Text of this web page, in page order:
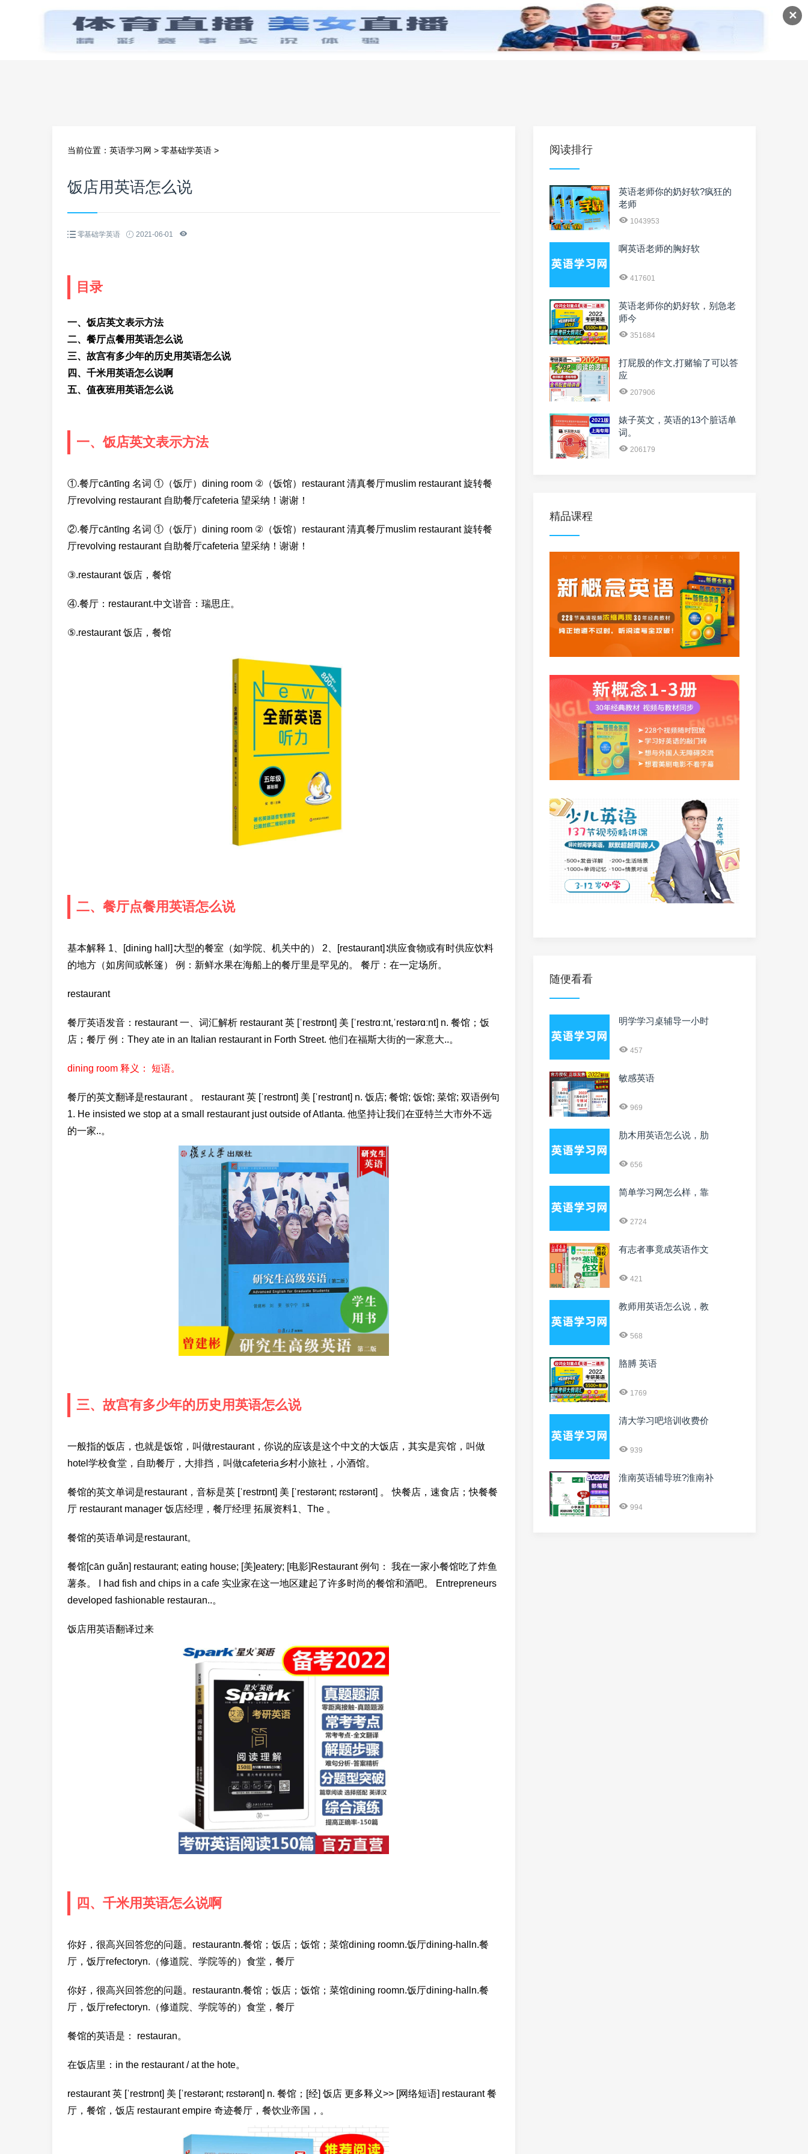
✕
首页 零基础学英语 小学英语 初中英语 高中英语 英语课程 英语资料
当前位置： 英语学习网 > 零基础学英语 >
饭店用英语怎么说
零基础学英语 2021-06-01
目录
一、饭店英文表示方法
二、餐厅点餐用英语怎么说
三、故宫有多少年的历史用英语怎么说
四、千米用英语怎么说啊
五、值夜班用英语怎么说
一、饭店英文表示方法
①.餐厅cāntīng 名词 ①（饭厅）dining room ②（饭馆）restaurant 清真餐厅muslim restaurant 旋转餐
厅revolving restaurant 自助餐厅cafeteria 望采纳！谢谢！
②.餐厅cāntīng 名词 ①（饭厅）dining room ②（饭馆）restaurant 清真餐厅muslim restaurant 旋转餐
厅revolving restaurant 自助餐厅cafeteria 望采纳！谢谢！
③.restaurant 饭店，餐馆
④.餐厅：restaurant.中文谐音：瑞思庄。
⑤.restaurant 饭店，餐馆
二、餐厅点餐用英语怎么说
基本解释 1、[dining hall]∶大型的餐室（如学院、机关中的） 2、[restaurant]∶供应食物或有时供应饮料
的地方（如房间或帐篷） 例：新鲜水果在海船上的餐厅里是罕见的。 餐厅：在一定场所。
restaurant
餐厅英语发音：restaurant 一、词汇解析 restaurant 英 [ˈrestrɒnt] 美 [ˈrestrɑːnt,ˈrestərɑːnt] n. 餐馆；饭
店；餐厅 例：They ate in an Italian restaurant in Forth Street. 他们在福斯大街的一家意大..。
dining room 释义： 短语。
餐厅的英文翻译是restaurant 。 restaurant 英 [ˈrestrɒnt] 美 [ˈrestrɑnt] n. 饭店; 餐馆; 饭馆; 菜馆; 双语例句
1. He insisted we stop at a small restaurant just outside of Atlanta. 他坚持让我们在亚特兰大市外不远
的一家..。
三、故宫有多少年的历史用英语怎么说
一般指的饭店，也就是饭馆，叫做restaurant，你说的应该是这个中文的大饭店，其实是宾馆，叫做
hotel学校食堂，自助餐厅，大排挡，叫做cafeteria乡村小旅社，小酒馆。
餐馆的英文单词是restaurant，音标是英 [ˈrestrɒnt] 美 [ˈrestərənt; rɛstərənt] 。 快餐店，速食店；快餐餐
厅 restaurant manager 饭店经理，餐厅经理 拓展资料1、The 。
餐馆的英语单词是restaurant。
餐馆[cān guǎn] restaurant; eating house; [美]eatery; [电影]Restaurant 例句： 我在一家小餐馆吃了炸鱼
薯条。 I had fish and chips in a cafe 实业家在这一地区建起了许多时尚的餐馆和酒吧。 Entrepreneurs
developed fashionable restauran..。
饭店用英语翻译过来
四、千米用英语怎么说啊
你好，很高兴回答您的问题。restaurantn.餐馆；饭店；饭馆；菜馆dining roomn.饭厅dining-halln.餐
厅，饭厅refectoryn.（修道院、学院等的）食堂，餐厅
你好，很高兴回答您的问题。restaurantn.餐馆；饭店；饭馆；菜馆dining roomn.饭厅dining-halln.餐
厅，饭厅refectoryn.（修道院、学院等的）食堂，餐厅
餐馆的英语是： restauran。
在饭店里：in the restaurant / at the hote。
restaurant 英 [ˈrestrɒnt] 美 [ˈrestərənt; rɛstərənt] n. 餐馆；[经] 饭店 更多释义>> [网络短语] restaurant 餐
厅，餐馆，饭店 restaurant empire 奇迹餐厅，餐饮业帝国，。
阅读排行
英语老师你的奶好软?疯狂的
老师
1043953
啊英语老师的胸好软
417601
英语老师你的奶好软，别急老
师今
351684
打屁股的作文,打赌输了可以答
应
207906
婊子英文，英语的13个脏话单
词。
206179
精品课程
随便看看
明学学习桌辅导一小时
457
敏感英语
969
肋木用英语怎么说，肋
656
简单学习网怎么样，靠
2724
有志者事竟成英语作文
421
教师用英语怎么说，教
568
胳膊 英语
1769
清大学习吧培训收费价
939
淮南英语辅导班?淮南补
994